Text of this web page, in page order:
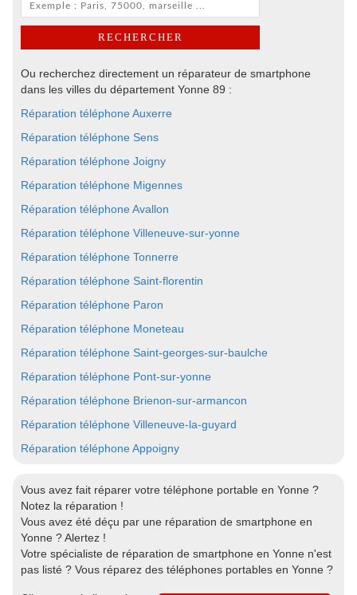
Ou recherchez directement un réparateur de smartphone
dans les villes du département Yonne 89 :
Réparation téléphone Auxerre
Réparation téléphone Sens
Réparation téléphone Joigny
Réparation téléphone Migennes
Réparation téléphone Avallon
Réparation téléphone Villeneuve-sur-yonne
Réparation téléphone Tonnerre
Réparation téléphone Saint-florentin
Réparation téléphone Paron
Réparation téléphone Moneteau
Réparation téléphone Saint-georges-sur-baulche
Réparation téléphone Pont-sur-yonne
Réparation téléphone Brienon-sur-armancon
Réparation téléphone Villeneuve-la-guyard
Réparation téléphone Appoigny
Vous avez fait réparer votre téléphone portable en Yonne ?
Notez la réparation !
Vous avez été déçu par une réparation de smartphone en
Yonne ? Alertez !
Votre spécialiste de réparation de smartphone en Yonne n'est
pas listé ? Vous réparez des téléphones portables en Yonne ?